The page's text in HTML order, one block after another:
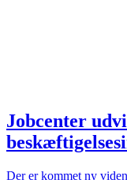
Jobcenter
Der er kommet ny